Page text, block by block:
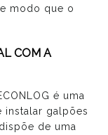
modo que o
COM A
é uma
instalar galpões
de uma